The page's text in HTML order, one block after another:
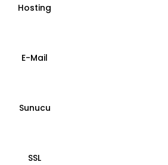
Hosting
E-Mail
Sunucu
SSL